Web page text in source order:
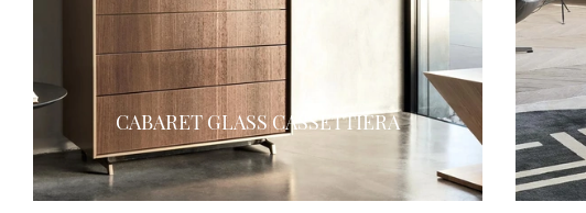
CABARET GLASS CASSETTIERA